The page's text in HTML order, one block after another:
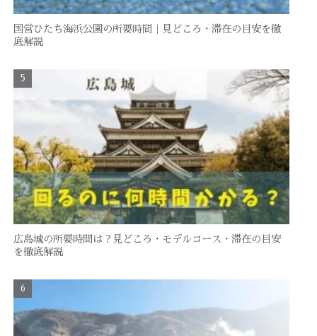
国営ひたち海浜公園の所要時間｜見どころ・滞在の目安を徹
底解説
広島城の所要時間は？見どころ・モデルコース・滞在の目安
を徹底解説